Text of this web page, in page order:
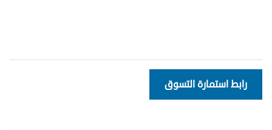
رابط استمارة التسوق